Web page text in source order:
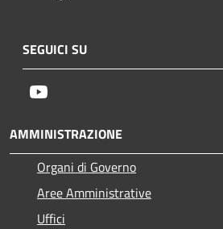
SEGUICI SU
AMMINISTRAZIONE
Organi di Governo
Aree Amministrative
Uffici